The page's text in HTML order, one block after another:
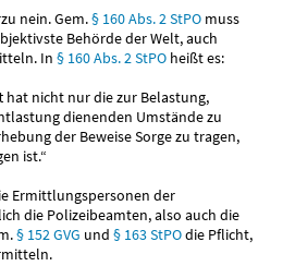
nein. Gem.§ 160 Abs. 2 StPO muss
Behörde der Welt, auch
In § 160 Abs. 2 StPO heißt es:
hat nicht nur die zur Belastung,
dienenden Umstände zu
der Beweise Sorge zu tragen,
ist.“
Ermittlungspersonen der
die Polizeibeamten, also auch die
§ 152 GVG und § 163 StPOdie Pflicht,